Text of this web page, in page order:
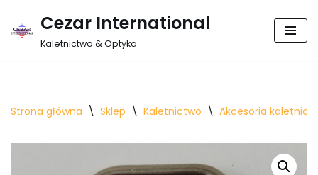
Przejdź
Cezar International
Kaletnictwo & Optyka
Strona główna \ Sklep \ Kaletnictwo \ Akcesoria